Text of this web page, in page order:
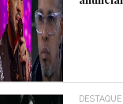
DESTAQUE